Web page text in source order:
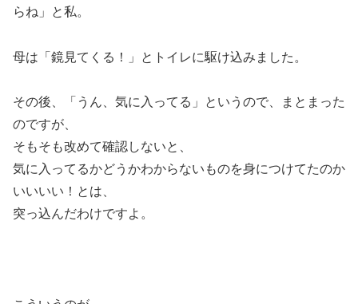
らね」と私。
母は「鏡見てくる！」とトイレに駆け込みました。
その後、「うん、気に入ってる」というので、まとまった
のですが、
そもそも改めて確認しないと、
気に入ってるかどうかわからないものを身につけてたのか
いいいい！とは、
突っ込んだわけですよ。